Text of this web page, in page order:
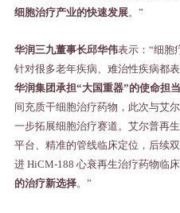
细胞治疗产业的快速发展。 ”
华润三九董事长邱华伟表示： “细胞
针对很多老年疾病、难治性疾病都
华润集团承担“大国重器”的使命担当
间充质干细胞治疗药物，此次与艾
一步拓展细胞治疗赛道。艾尔普再
平台、精准的管线临床定位，后续
进HiCM-188 心衰再生治疗药物临床
的治疗新选择。 ”